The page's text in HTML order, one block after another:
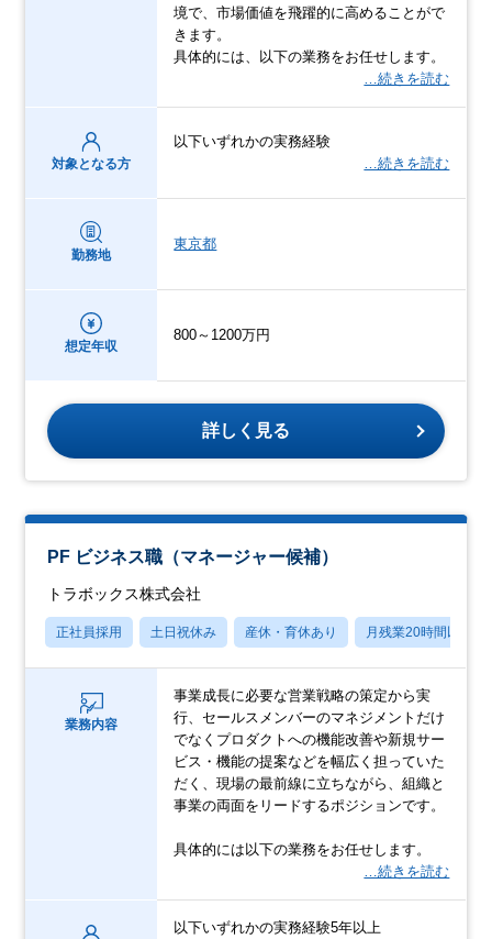
境で、市場価値を飛躍的に高めることがで
きます。
具体的には、以下の業務をお任せします。
…続きを読む
対象となる方
以下いずれかの実務経験
…続きを読む
勤務地
東京都
想定年収
800～1200万円
詳しく見る
PF ビジネス職（マネージャー候補）
トラボックス株式会社
正社員採用 土日祝休み 産休・育休あり 月残業20時間以内
業務内容
事業成長に必要な営業戦略の策定から実
行、セールスメンバーのマネジメントだけ
でなくプロダクトへの機能改善や新規サー
ビス・機能の提案などを幅広く担っていた
だく、現場の最前線に立ちながら、組織と
事業の両面をリードするポジションです。
具体的には以下の業務をお任せします。
…続きを読む
以下いずれかの実務経験5年以上